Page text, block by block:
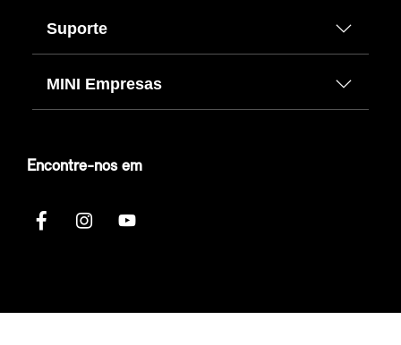
Suporte
MINI Empresas
Encontre-nos em